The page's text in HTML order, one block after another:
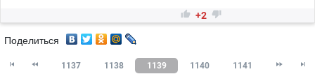
 +2 
Поделиться
  1137 1138 1139 1140 1141  